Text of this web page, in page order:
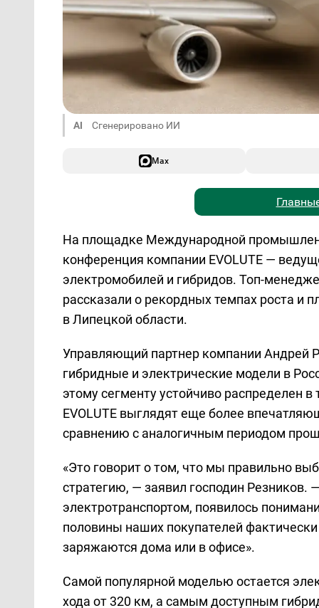
AI Сгенерировано ИИ
Max
На площадке Международной
конференция компании EVOLUTE —
электромобилей и гибридов. Топ-
рассказали о рекордных темпах роста и
в Липецкой области.
Управляющий партнер компании Андрей
гибридные и электрические модели в
этому сегменту устойчиво распределен
EVOLUTE выглядят еще более
сравнению с аналогичным периодом
«Это говорит о том, что мы правильно
стратегию, — заявил господин Резников.
электротранспортом, появилось
половины наших покупателей
заряжаются дома или в офисе».
Самой популярной моделью остается
хода от 320 км, а самым доступным